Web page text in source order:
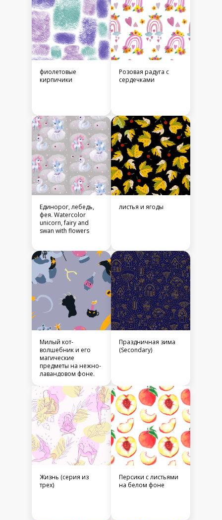
фиолетовые
кирпичики
Розовая радуга с
сердечками
Единорог, лебедь,
фея. Watercolor
unicorn, fairy and
swan with flowers
листья и ягоды
Милый кот-
волшебник и его
магические
предметы на нежно-
лавандовом фоне.
his magical items on
dusky lavender
background
Праздничная зима
(Secondary)
Жизнь (серия из
трех)
Персики с листьями
на белом фоне